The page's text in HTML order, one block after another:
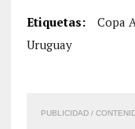
Etiquetas: Copa
Uruguay
PUBLICIDAD /